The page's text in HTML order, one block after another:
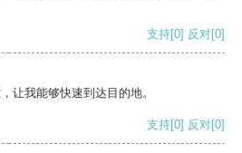
支持[0] 反对[0]
让我能够快速到达目的地。
支持[0] 反对[0]